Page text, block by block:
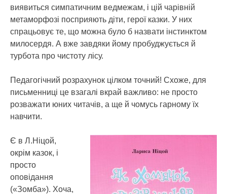
виявиться симпатичним ведмежам, і цій чарівній
метаморфозі посприяють діти, герої казки. У них
спрацьовує те, що можна було б назвати інстинктом
милосердя. А вже завдяки йому пробуджується й
турбота про чистоту лісу.
Педагогічний розрахунок цілком точний! Схоже, для
письменниці це взагалі вкрай важливо: не просто
розважати юних читачів, а ще й чомусь гарному їх
навчити.
Є в Л.Ніцой,
окрім казок, і
просто
оповідання
(«Зомба»). Хоча,